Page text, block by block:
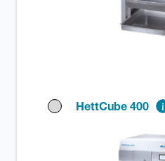
HettCube 400